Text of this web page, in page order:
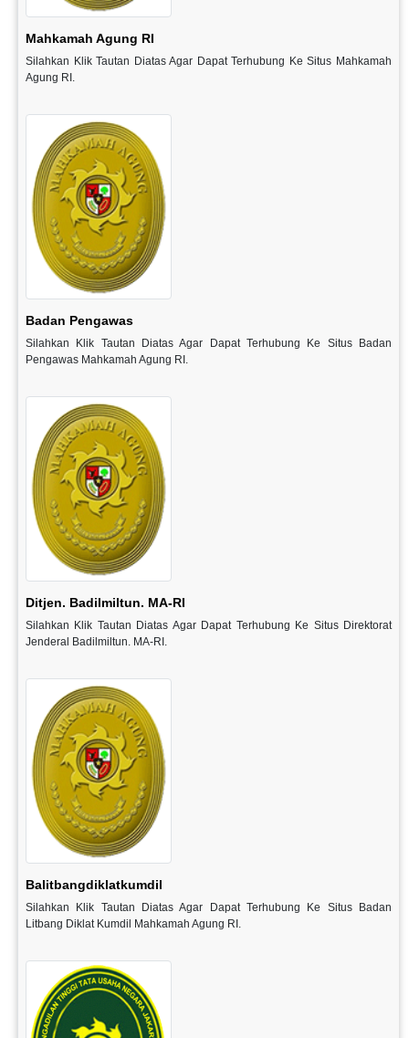
Mahkamah Agung RI
Silahkan Klik Tautan Diatas Agar Dapat Terhubung Ke Situs Mahkamah
Agung RI.
Badan Pengawas
Silahkan Klik Tautan Diatas Agar Dapat Terhubung Ke Situs Badan
Pengawas Mahkamah Agung RI.
Ditjen. Badilmiltun. MA-RI
Silahkan Klik Tautan Diatas Agar Dapat Terhubung Ke Situs Direktorat
Jenderal Badilmiltun. MA-RI.
Balitbangdiklatkumdil
Silahkan Klik Tautan Diatas Agar Dapat Terhubung Ke Situs Badan
Litbang Diklat Kumdil Mahkamah Agung RI.